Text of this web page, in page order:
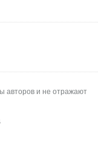
авторов и не отражают